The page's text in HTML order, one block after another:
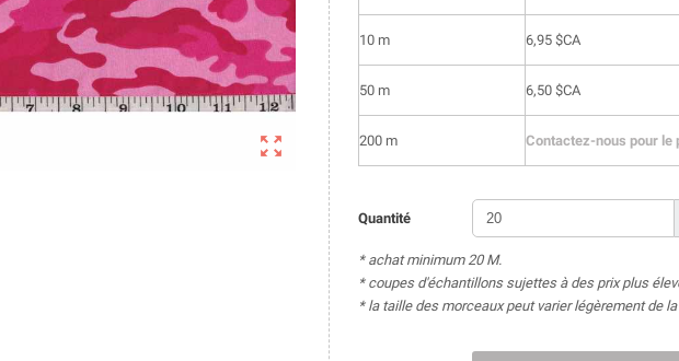

10 m 6,95 $CA
50 m 6,50 $CA
200 m Contactez-nous pour le
Quantité
* achat minimum 20 M.
* coupes d'échantillons sujettes à des prix plus
* la taille des morceaux peut varier légèrement de